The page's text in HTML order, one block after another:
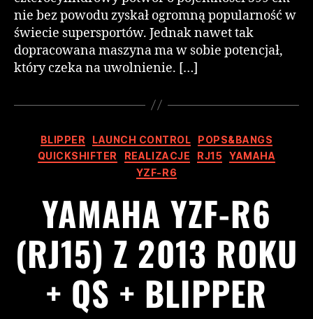
nie bez powodu zyskał ogromną popularność w
świecie supersportów. Jednak nawet tak
dopracowana maszyna ma w sobie potencjał,
który czeka na uwolnienie. […]
BLIPPER LAUNCH CONTROL
POPS&BANGS
QUICKSHIFTER
REALIZACJE RJ15 YAMAHA
YZF-R6
YAMAHA YZF-R6
(RJ15) Z 2013 ROKU
+ QS + BLIPPER